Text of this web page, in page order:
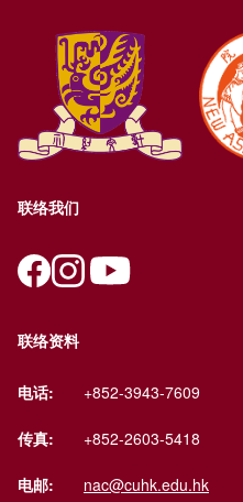
联络我们
联络资料
电话: +852-3943-7609
传真: +852-2603-5418
电邮: nac@cuhk.edu.hk